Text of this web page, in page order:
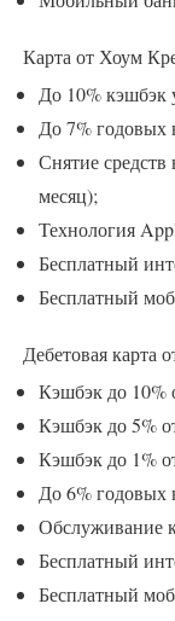
Карта от Хоум
До 10% кэшбэк
До 7% годовых
Снятие средств
месяц);
Технология
Бесплатный
Бесплатный
Дебетовая карта
Кэшбэк до 10%
Кэшбэк до 5%
Кэшбэк до 1%
До 6% годовых
Обслуживание
Бесплатный
Бесплатный